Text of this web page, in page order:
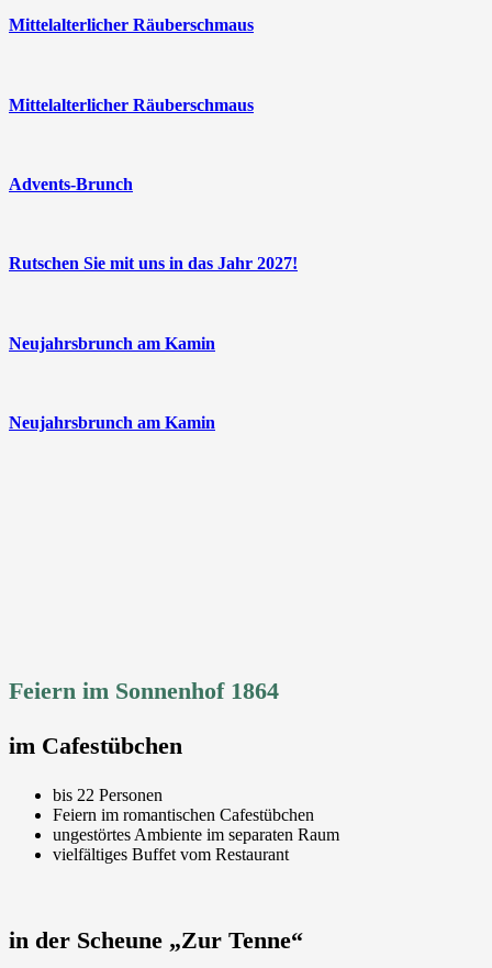
Mittelalterlicher Räuberschmaus
Mittelalterlicher Räuberschmaus
Advents-Brunch
Rutschen Sie mit uns in das Jahr 2027!
Neujahrsbrunch am Kamin
Neujahrsbrunch am Kamin
Feiern im Sonnenhof 1864
im Cafestübchen
bis 22 Personen
Feiern im romantischen Cafestübchen
ungestörtes Ambiente im separaten Raum
vielfältiges Buffet vom Restaurant
in der Scheune „Zur Tenne“